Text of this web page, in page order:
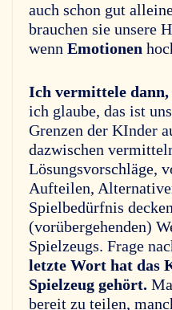
auch schon gut
brauchen sie unsere
wenn Emotionen
Ich vermittele dann,
ich glaube, das ist
Grenzen der KInder
dazwischen
Lösungsvorschläge,
Aufteilen,
Spielbedürfnis
(vorübergehenden)
Spielzeugs. Frage
letzte Wort hat das
Spielzeug gehört.
bereit zu teilen,